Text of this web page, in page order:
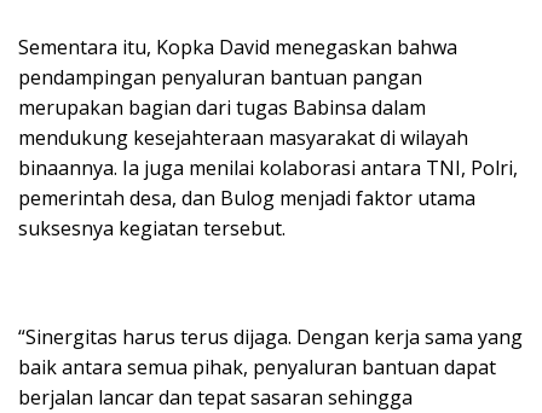
Sementara itu, Kopka David menegaskan bahwa
pendampingan penyaluran bantuan pangan
merupakan bagian dari tugas Babinsa dalam
mendukung kesejahteraan masyarakat di wilayah
binaannya. Ia juga menilai kolaborasi antara TNI, Polri,
pemerintah desa, dan Bulog menjadi faktor utama
suksesnya kegiatan tersebut.
“Sinergitas harus terus dijaga. Dengan kerja sama yang
baik antara semua pihak, penyaluran bantuan dapat
berjalan lancar dan tepat sasaran sehingga